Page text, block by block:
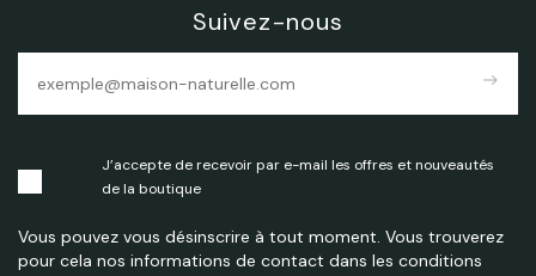
Suivez-nous
east
J’accepte de recevoir par e-mail les offres et nouveautés
de la boutique
Vous pouvez vous désinscrire à tout moment. Vous trouverez
pour cela nos informations de contact dans les conditions